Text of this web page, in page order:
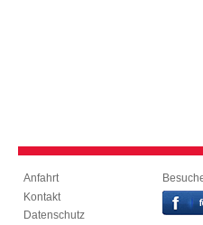
Anfahrt
Kontakt
Datenschutz